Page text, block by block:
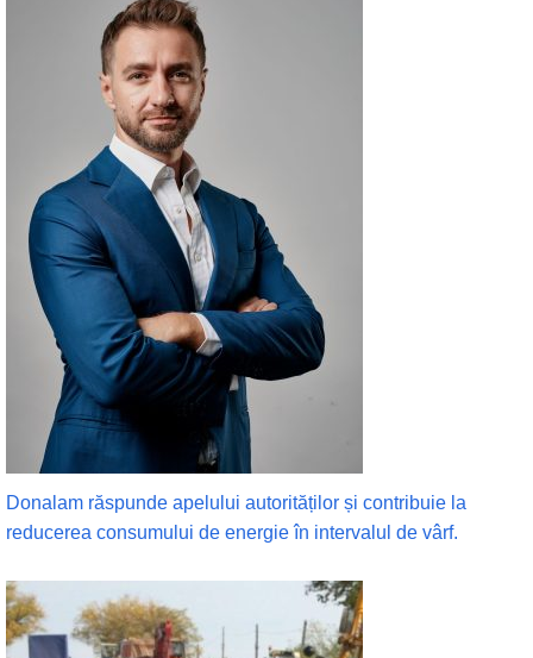
Donalam răspunde apelului autorităților și contribuie la
reducerea consumului de energie în intervalul de vârf.